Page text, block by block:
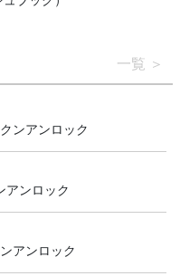
一覧
ンアンロック
アンロック
アンロック